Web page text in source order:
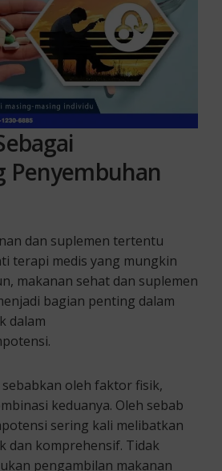
ebagai
Penyembuhan
dan suplemen tertentu
terapi medis yang mungkin
makanan sehat dan suplemen
bagian penting dalam
dalam
oleh faktor fisik,
keduanya. Oleh sebab
sering kali melibatkan
dan komprehensif. Tidak
pengambilan makanan